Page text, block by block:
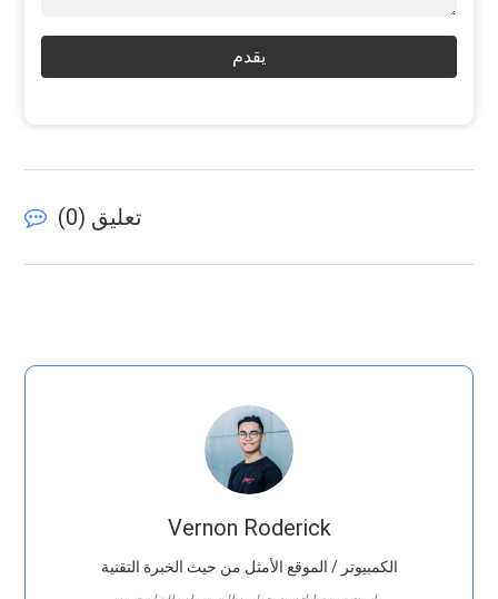
يقدم
تعليق ( 0
)
Vernon Roderick
الكمبيوتر / الموقع الأمثل من حيث الخبرة التقنية